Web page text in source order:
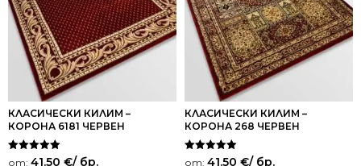
КЛАСИЧЕСКИ КИЛИМ –
КОРОНА 6181 ЧЕРВЕН
Оценено на
от: 41.50 €/ бр.
КЛАСИЧЕСКИ КИЛИМ –
КОРОНА 268 ЧЕРВЕН
Оценено на
от: 41.50 €/ бр.